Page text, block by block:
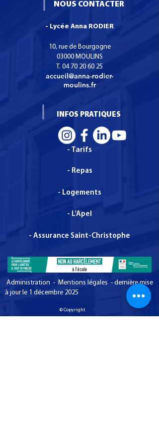
Certificat de
Spécialisation Services
Numériques aux
organisations.
NOUS CONTACTER
- Lycée Anna RODIER
10, rue de Bourgogne
03000 MOULINS
T. 04 70 20 60 25
accueil@anna-rodier-
moulins.fr
INFOS PRATIQUES
- Tarifs
- Repas
- Logements
- L'Apel
- Assurance Saint-Christophe
Administration - Mentions légales - dernière mise
à jour le 1 décembre 2025
© Copyright